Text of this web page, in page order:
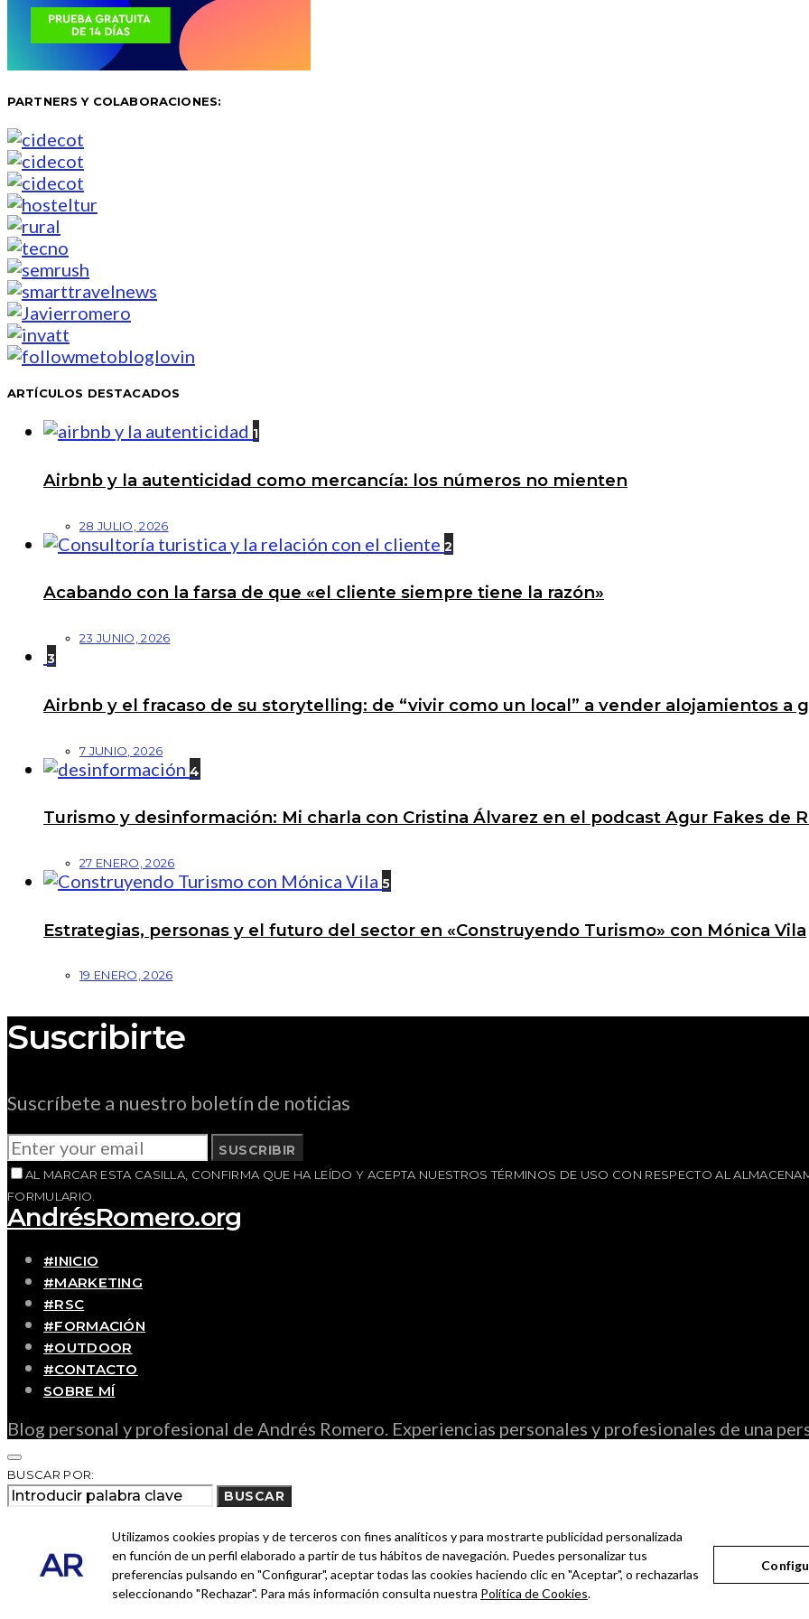
PARTNERS Y COLABORACIONES:
ARTÍCULOS DESTACADOS
1
Airbnb y la autenticidad como mercancía: los números no mienten
28 JULIO, 2026
2
Acabando con la farsa de que «el cliente siempre tiene la razón»
23 JUNIO, 2026
3
Airbnb y el fracaso de su storytelling: de “vivir como un local” a vender alojamientos a
7 JUNIO, 2026
4
Turismo y desinformación: Mi charla con Cristina Álvarez en el podcast Agur Fakes de
27 ENERO, 2026
5
Estrategias, personas y el futuro del sector en «Construyendo Turismo» con Mónica Vila
19 ENERO, 2026
Suscribirte
Suscríbete a nuestro boletín de noticias
SUSCRIBIR
AL MARCAR ESTA CASILLA, CONFIRMA QUE HA LEÍDO Y ACEPTA NUESTROS TÉRMINOS DE USO CON RESPECTO AL
FORMULARIO.
AndrésRomero.org
#INICIO
#MARKETING
#RSC
#FORMACIÓN
#OUTDOOR
#CONTACTO
SOBRE MÍ
Blog personal y profesional de Andrés Romero. Experiencias personales y profesionales de una
BUSCAR POR:
BUSCAR
Ingresa las palabras de la búsqueda y presiona Enter.
Utilizamos cookies propias y de terceros con fines analíticos y para mostrarte publicidad personalizada
en función de un perfil elaborado a partir de tus hábitos de navegación. Puedes personalizar tus
preferencias pulsando en "Configurar", aceptar todas las cookies haciendo clic en "Aceptar", o rechazarlas
seleccionando "Rechazar". Para más información consulta nuestra Política de Cookies.
Aviso Legal Política de Privacidad